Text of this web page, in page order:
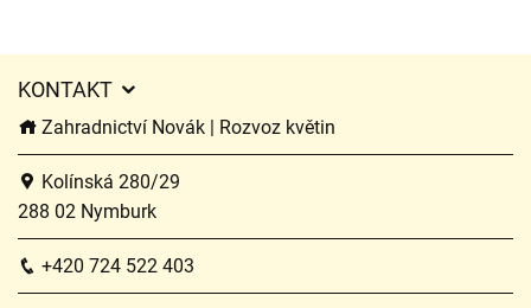
KONTAKT
Zahradnictví Novák | Rozvoz květin
Kolínská 280/29
288 02 Nymburk
+420 724 522 403